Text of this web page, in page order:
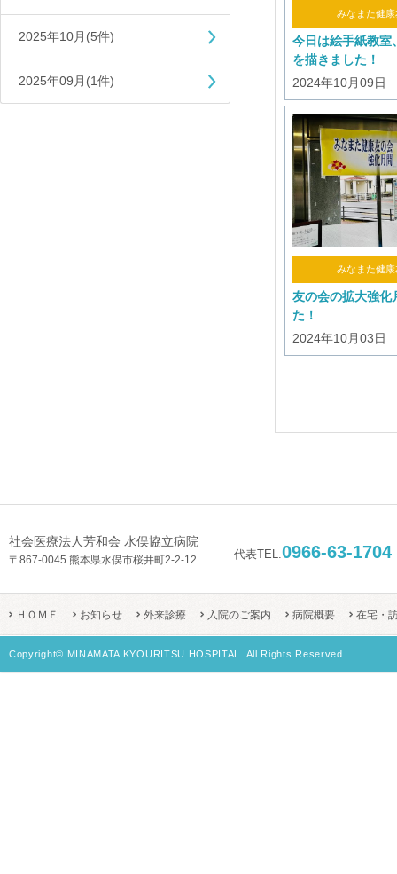
2025年10月(5件)
2025年09月(1件)
みなまた健
今日は絵手紙教室
を描きました！
2024年10月09日
みなまた健
友の会の拡大強化
た！
2024年10月03日
社会医療法人芳和会 水俣協立病院
〒867-0045 熊本県水俣市桜井町2-2-12 代表TEL.0966-63-1704
ＨＯＭＥ お知らせ 外来診療 入院のご案内 病院概要 在宅・
Copyright© MINAMATA KYOURITSU HOSPITAL. All Rights Reserved.